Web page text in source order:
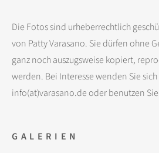
GALERIEN
Die Fotos sind urheberrechtlich
von Patty Varasano. Sie dürfen ohne
ganz noch auszugsweise kopiert,
werden. Bei Interesse wenden Sie
info(at)varasano.de oder benutzen